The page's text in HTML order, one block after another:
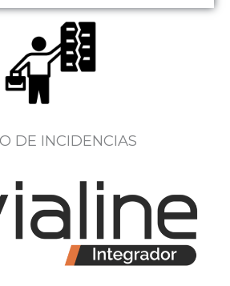
DE INCIDENCIAS